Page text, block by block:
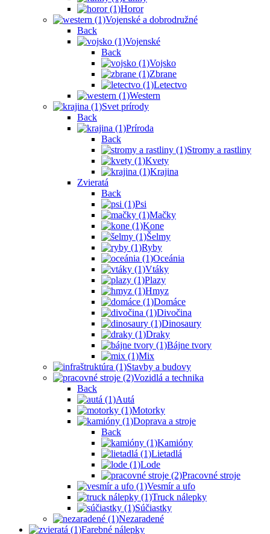
Horor
Vojenské a dobrodružné
Back
Vojenské
Back
Vojsko
Zbrane
Letectvo
Western
Svet prírody
Back
Príroda
Back
Stromy a rastliny
Kvety
Krajina
Zvieratá
Back
Psi
Mačky
Kone
Šelmy
Ryby
Oceánia
Vtáky
Plazy
Hmyz
Domáce
Divočina
Dinosaury
Draky
Bájne tvory
Mix
Stavby a budovy
Vozidlá a technika
Back
Autá
Motorky
Doprava a stroje
Back
Kamióny
Lietadlá
Lode
Pracovné stroje
Vesmír a ufo
Truck nálepky
Súčiastky
Nezaradené
Farebné nálepky